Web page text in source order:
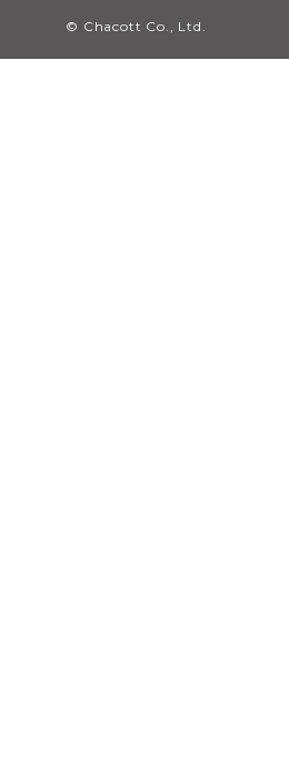
© Chacott Co., Ltd.